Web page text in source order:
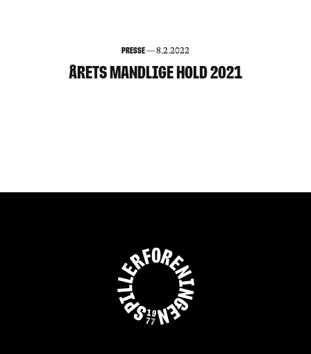
Presse—8.2.2022
ÅRETS MANDLIGE HOLD 2021